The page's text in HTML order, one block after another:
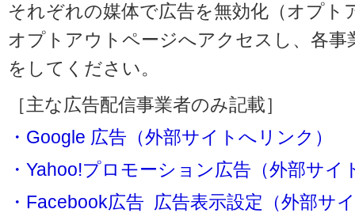
それぞれの媒体で広告を無効化（オプト
オプトアウトページへアクセスし、各
をしてください。
［主な広告配信事業者のみ記載］
・Google 広告（外部サイトへリンク）
・Yahoo!プロモーション広告（外部サイ
・Facebook広告 広告表示設定（外部サ